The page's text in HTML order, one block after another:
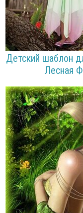
Детский шаблон
Лесная